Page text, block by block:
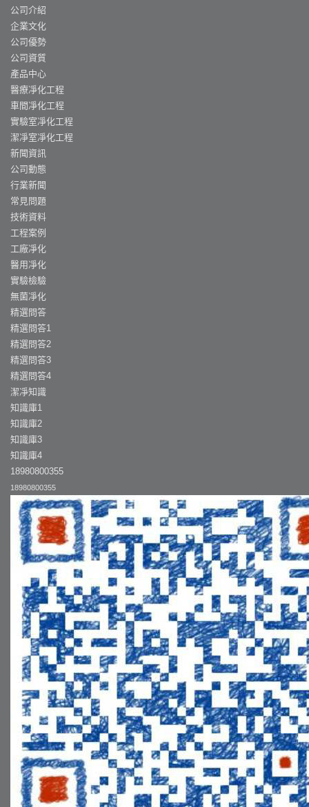
公司介紹
企業文化
公司優勢
公司資質
產品中心
醫療凈化工程
車間凈化工程
實驗室凈化工程
潔凈室凈化工程
新聞資訊
公司動態
行業新聞
常見問題
技術資料
工程案例
工廠凈化
醫用凈化
實驗檢驗
無菌凈化
精選問答
精選問答1
精選問答2
精選問答3
精選問答4
潔凈知識
知識庫1
知識庫2
知識庫3
知識庫4
18980800355
18980800355